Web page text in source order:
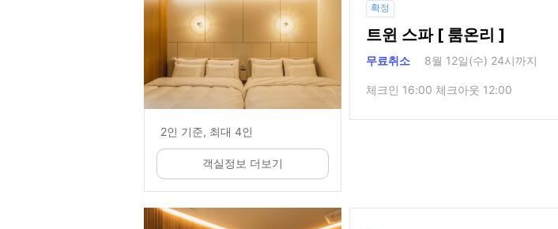
2인 기준, 최대 4인
객실정보 더보기
확정
트윈 스파 [ 룸온리 ]
무료취소 8월 12일(수) 24시까지
체크인 16:00 체크아웃 12:00